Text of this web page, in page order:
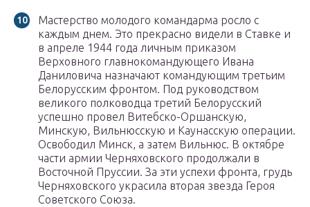
Мастерство молодого командарма росло с
каждым днем. Это прекрасно видели в Ставке и
в апреле 1944 года личным приказом
Верховного главнокомандующего Ивана
Даниловича назначают командующим третьим
Белорусским фронтом. Под руководством
великого полководца третий Белорусский
успешно провел Витебско-Оршанскую,
Минскую, Вильнюсскую и Каунасскую операции.
Освободил Минск, а затем Вильнюс. В октябре
части армии Черняховского продолжали в
Восточной Пруссии. За эти успехи фронта, грудь
Черняховского украсила вторая звезда Героя
Советского Союза.